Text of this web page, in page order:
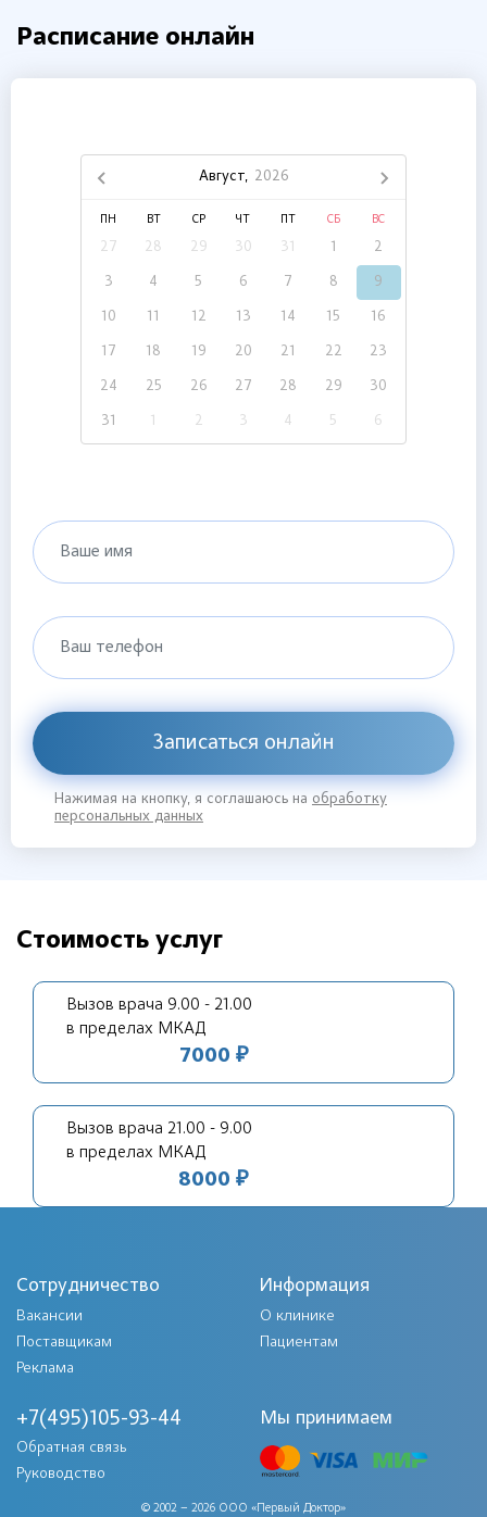
Расписание онлайн
Август, 2026
ПН ВТ СР ЧТ СБ ВС
27 28 29 30 31 1 2
3 4 5 6 7 8 9
10 11 12 13 14 15 16
17 18 19 20 21 22 23
24 25 26 27 28 29 30
31 1 2 3 4 5 6
Ваше имя
Ваш телефон
Записаться онлайн
Нажимая на кнопку, я соглашаюсь на обработку
персональных данных
Стоимость услуг
Вызов врача 9.00 - 21.00
в пределах МКАД
7000 ₽
Вызов врача 21.00 - 9.00
в пределах МКАД
8000 ₽
Сотрудничество
Вакансии
Поставщикам
Реклама
Информация
О клинике
Пациентам
+7(495)105-93-44
Обратная связь
Руководство
© 2002 – 2026 ООО «Первый Доктор»
Мы принимаем